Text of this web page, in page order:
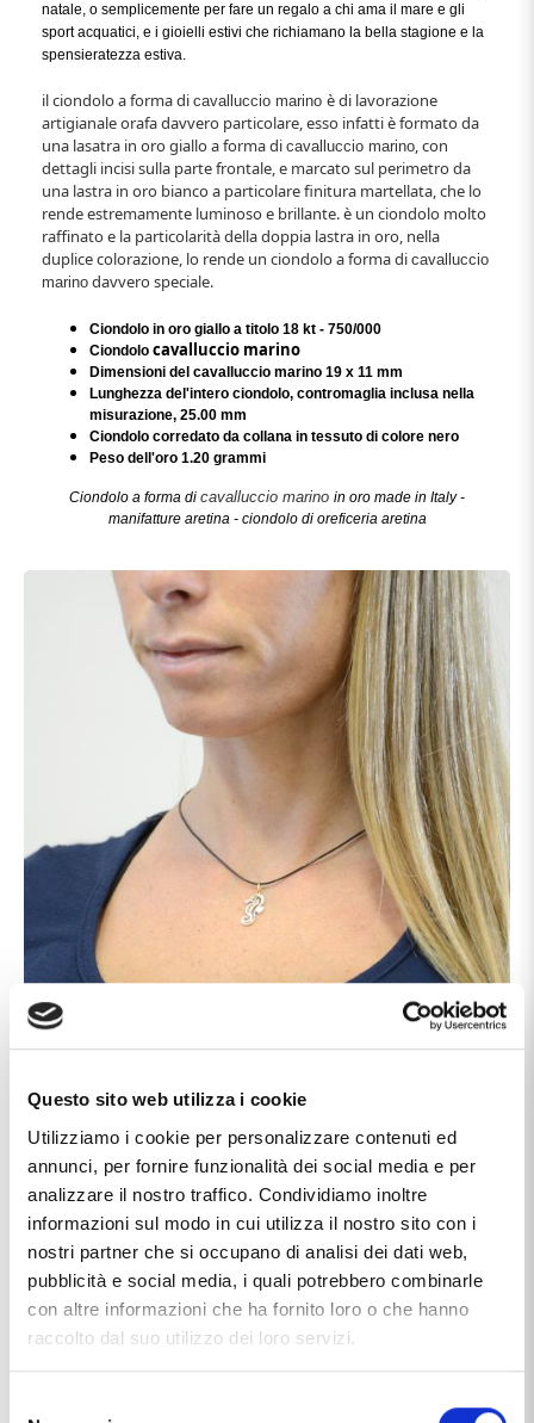
Questo sito web utilizza i cookie
Utilizziamo i cookie per personalizzare contenuti ed
annunci, per fornire funzionalità dei social media e per
analizzare il nostro traffico. Condividiamo inoltre
informazioni sul modo in cui utilizza il nostro sito con i
nostri partner che si occupano di analisi dei dati web,
pubblicità e social media, i quali potrebbero combinarle
con altre informazioni che ha fornito loro o che hanno
raccolto dal suo utilizzo dei loro servizi.
natale, o semplicemente per fare un regalo a chi ama il mare e gli
sport acquatici, e i gioielli estivi che richiamano la bella stagione e la
spensieratezza estiva.
il ciondolo a forma di cavalluccio marino è di lavorazione
artigianale orafa davvero particolare, esso infatti è formato da
una lasatra in oro giallo a forma di cavalluccio marino, con
dettagli incisi sulla parte frontale, e marcato sul perimetro da
una lastra in oro bianco a particolare finitura martellata, che lo
rende estremamente luminoso e brillante. è un ciondolo molto
raffinato e la particolarità della doppia lastra in oro, nella
duplice colorazione, lo rende un ciondolo a forma di cavalluccio
marino davvero speciale.
Ciondolo in oro giallo a titolo 18 kt - 750/000
Ciondolo cavalluccio marino
Dimensioni del cavalluccio marino 19 x 11 mm
Lunghezza del'intero ciondolo, contromaglia inclusa nella
misurazione, 25.00 mm
Ciondolo corredato da collana in tessuto di colore nero
Peso dell'oro 1.20 grammi
Ciondolo a forma di cavalluccio marino in oro made in Italy -
manifatture aretina - ciondolo di oreficeria aretina